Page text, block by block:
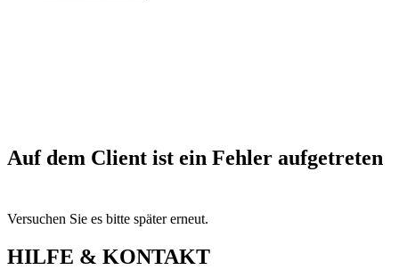
Auf dem Client ist ein Fehler aufgetreten
Versuchen Sie es bitte später erneut.
HILFE & KONTAKT